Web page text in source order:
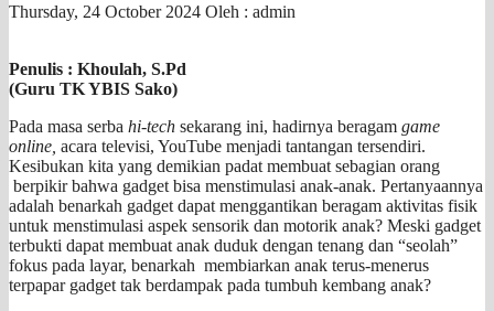
Thursday, 24 October 2024 Oleh : admin
Penulis : Khoulah, S.Pd
(Guru TK YBIS Sako)
Pada masa serba hi-tech sekarang ini, hadirnya beragam game
online, acara televisi, YouTube menjadi tantangan tersendiri.
Kesibukan kita yang demikian padat membuat sebagian orang
berpikir bahwa gadget bisa menstimulasi anak-anak. Pertanyaannya
adalah benarkah gadget dapat menggantikan beragam aktivitas fisik
untuk menstimulasi aspek sensorik dan motorik anak? Meski gadget
terbukti dapat membuat anak duduk dengan tenang dan “seolah”
fokus pada layar, benarkah membiarkan anak terus-menerus
terpapar gadget tak berdampak pada tumbuh kembang anak?